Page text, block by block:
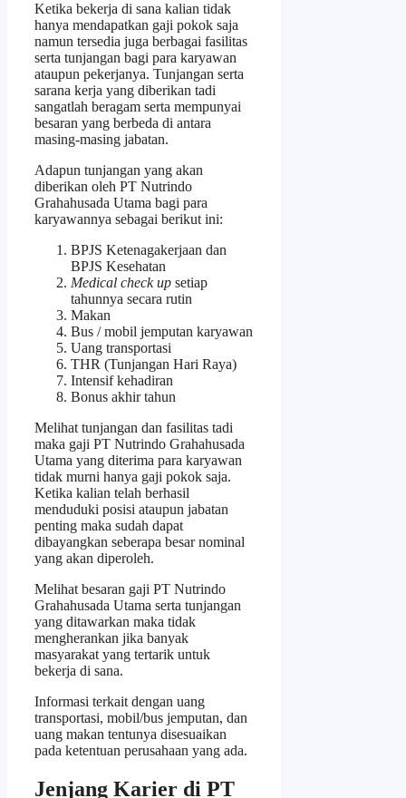
Ketika bekerja di sana kalian tidak
hanya mendapatkan gaji pokok saja
namun tersedia juga berbagai fasilitas
serta tunjangan bagi para karyawan
ataupun pekerjanya. Tunjangan serta
sarana kerja yang diberikan tadi
sangatlah beragam serta mempunyai
besaran yang berbeda di antara
masing-masing jabatan.
Adapun tunjangan yang akan
diberikan oleh PT Nutrindo
Grahahusada Utama bagi para
karyawannya sebagai berikut ini:
BPJS Ketenagakerjaan dan
BPJS Kesehatan
Medical check up setiap
tahunnya secara rutin
Makan
Bus / mobil jemputan karyawan
Uang transportasi
THR (Tunjangan Hari Raya)
Intensif kehadiran
Bonus akhir tahun
Melihat tunjangan dan fasilitas tadi
maka gaji PT Nutrindo Grahahusada
Utama yang diterima para karyawan
tidak murni hanya gaji pokok saja.
Ketika kalian telah berhasil
menduduki posisi ataupun jabatan
penting maka sudah dapat
dibayangkan seberapa besar nominal
yang akan diperoleh.
Melihat besaran gaji PT Nutrindo
Grahahusada Utama serta tunjangan
yang ditawarkan maka tidak
mengherankan jika banyak
masyarakat yang tertarik untuk
bekerja di sana.
Informasi terkait dengan uang
transportasi, mobil/bus jemputan, dan
uang makan tentunya disesuaikan
pada ketentuan perusahaan yang ada.
Jenjang Karier di PT